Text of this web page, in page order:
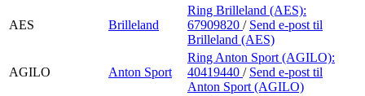
AES Brilleland
Ring Brilleland (AES):
67909820 / Send e-post til
Brilleland (AES)
AGILO Anton Sport
Ring Anton Sport (AGILO):
40419440 / Send e-post til
Anton Sport (AGILO)